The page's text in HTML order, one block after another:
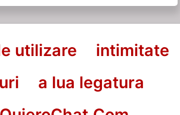
utilizare
intimitate
a lua legatura